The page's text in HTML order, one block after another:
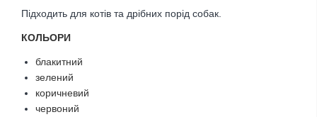
Підходить для котів та дрібних порід собак.
КОЛЬОРИ
блакитний
зелений
коричневий
червоний